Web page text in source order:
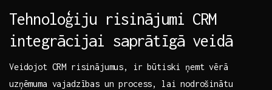
Tehnoloģiju risinājumi CRM
integrācijai‍ saprātīgā veidā
Veidojot CRM risinājumus, ​ir būtiski ​ņemt vērā
uzņēmuma vajadzības un​ process, lai nodrošinātu